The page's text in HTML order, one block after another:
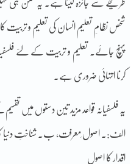
طریقے سے جائزہ لیتا ہے۔ یہ ممکن ہی
شخص نظامِ تعلیم انسان کی تعلیم و تربیت
پہنچ جائے۔ تعلیم و تربیت کے لئے
کرنا انتہائی ضروری ہے۔
یہ فلسفیانہ قواعد مزید تین دستوں میں
الف:۔ اصول ِمعرفت، ب۔ شناختِ دنیا
اقدار کا اصول